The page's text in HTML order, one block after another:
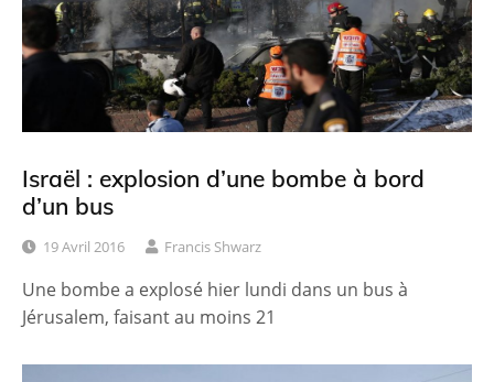
Israël : explosion d’une bombe à bord
d’un bus
19 Avril 2016 Francis Shwarz
Une bombe a explosé hier lundi dans un bus à
Jérusalem, faisant au moins 21